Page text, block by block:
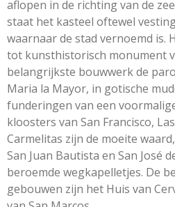
aflopen in de richting van de
staat het kasteel oftewel
waarnaar de stad vernoemd is.
tot kunsthistorisch monument
belangrijkste bouwwerk de
Maria la Mayor, in gotische
funderingen van een
kloosters van San Francisco,
Carmelitas zijn de moeite
San Juan Bautista en San José
beroemde wegkapelletjes. De
gebouwen zijn het Huis van